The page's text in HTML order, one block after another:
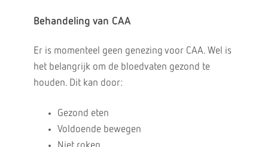
Behandeling van CAA
Er is momenteel geen genezing voor CAA. Wel is
het belangrijk om de bloedvaten gezond te
houden. Dit kan door:
Gezond eten
Voldoende bewegen